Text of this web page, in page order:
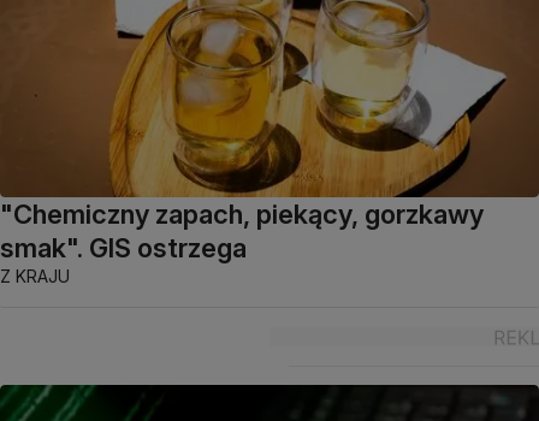
"Chemiczny zapach, piekący, gorzkawy
smak". GIS ostrzega
Z KRAJU